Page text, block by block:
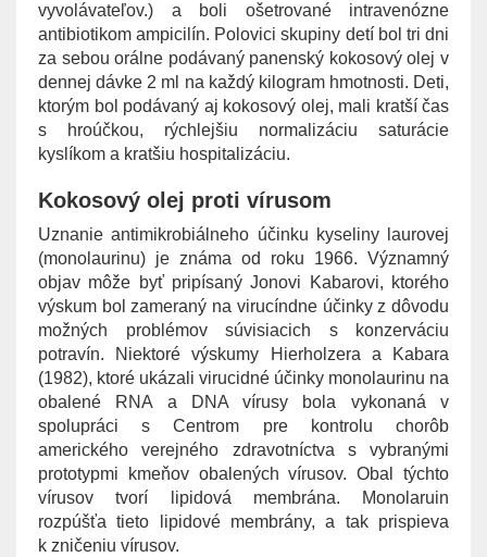
vyvolávateľov.) a boli ošetrované intravenózne
antibiotikom ampicilín. Polovici skupiny detí bol tri dni
za sebou orálne podávaný panenský kokosový olej v
dennej dávke 2 ml na každý kilogram hmotnosti. Deti,
ktorým bol podávaný aj kokosový olej, mali kratší čas
s hroúčkou, rýchlejšiu normalizáciu saturácie
kyslíkom a kratšiu hospitalizáciu.
Kokosový olej proti vírusom
Uznanie antimikrobiálneho účinku kyseliny laurovej
(monolaurinu) je známa od roku 1966. Významný
objav môže byť pripísaný Jonovi Kabarovi, ktorého
výskum bol zameraný na virucíndne účinky z dôvodu
možných problémov súvisiacich s konzerváciu
potravín. Niektoré výskumy Hierholzera a Kabara
(1982), ktoré ukázali virucidné účinky monolaurinu na
obalené RNA a DNA vírusy bola vykonaná v
spolupráci s Centrom pre kontrolu chorôb
amerického verejného zdravotníctva s vybranými
prototypmi kmeňov obalených vírusov. Obal týchto
vírusov tvorí lipidová membrána. Monolaruin
rozpúšťa tieto lipidové membrány, a tak prispieva
k zničeniu vírusov.